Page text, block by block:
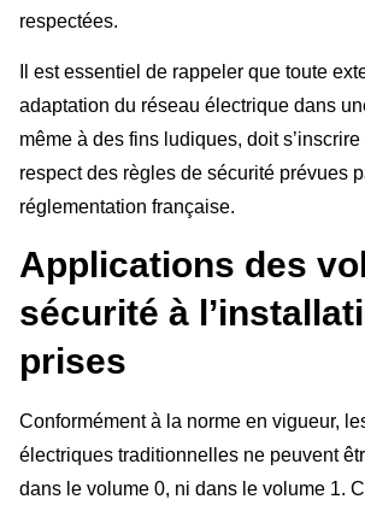
respectées.
Il est essentiel de rappeler que toute
adaptation du réseau électrique dans
même à des fins ludiques, doit
respect des règles de sécurité prévues
réglementation française.
Applications des
sécurité à
prises
Conformément à la norme en vigueur,
électriques traditionnelles ne peuvent
dans le volume 0, ni dans le volume 1.